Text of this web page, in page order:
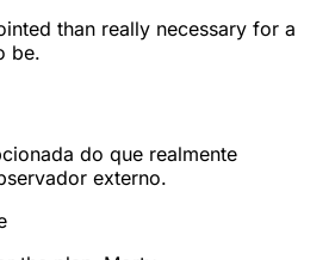
than really necessary for a
be.
do que realmente
externo.